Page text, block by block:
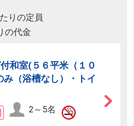
りの定員
の代金
和室(５６平米（１０
（浴槽なし）・トイ
2～5名